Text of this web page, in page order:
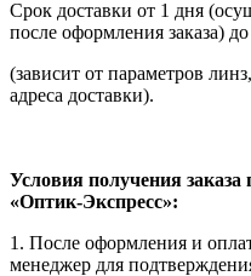
Срок доставки от 1 дня
после оформления заказа)
(зависит от параметров
адреса доставки).
Условия получения заказа
«Оптик-Экспресс»:
1. После оформления и
менеджер для